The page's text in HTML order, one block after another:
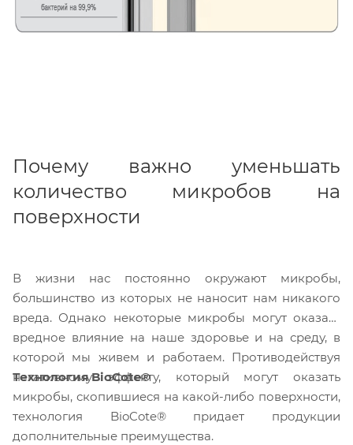
Почему важно уменьшать
количество микробов на
поверхности
В жизни нас постоянно окружают микробы,
большинство из которых не наносит нам никакого
вреда. Однако некоторые микробы могут оказать
вредное влияние на наше здоровье и на среду, в
которой мы живем и работаем. Противодействуя
негативному эффекту, который могут оказать
микробы, скопившиеся на какой-либо поверхности,
технология BioCote® придает продукции
дополнительные преимущества.
Технология BioCote®